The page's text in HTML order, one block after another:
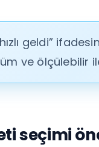
geldi”
ve ölçülebilir
seçimi